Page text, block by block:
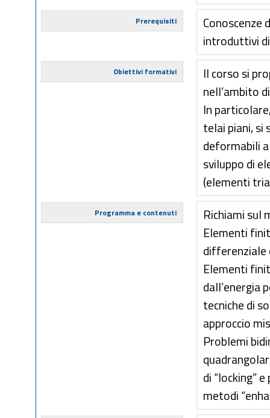
Prerequisiti
Conoscenze
introduttivi
Obiettivi formativi
Il corso si
nell’ambito
In
telai piani,
deformabili
sviluppo di
(elementi
Programma e contenuti
Richiami sul
Elementi
differenziale
Elementi
dall’energia
tecniche di
approccio
Problemi
di “locking”
metodi